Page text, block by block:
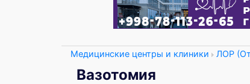
Медицинские центры и клиники ЛОР
Вазотомия